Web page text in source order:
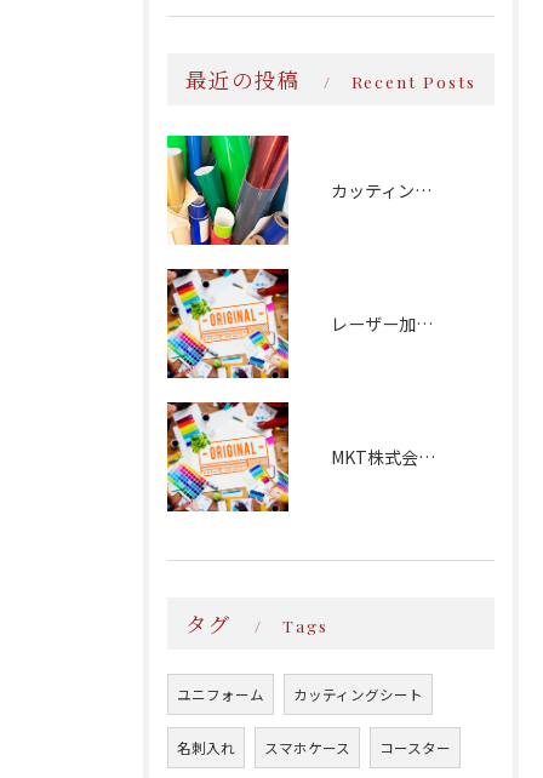
最近の投稿 Recent Posts
カッティング文字
レーザー加工：磁器食器
MKT株式会社様
タグ Tags
ユニフォーム カッティングシート
名刺入れ スマホケース コースター